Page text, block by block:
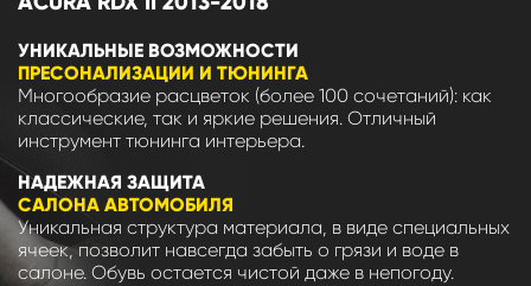
УНИКАЛЬНЫЕ ВОЗМОЖНОСТИ
ПРЕСОНАЛИЗАЦИИ И ТЮНИНГА
Многообразие расцветок (более 100 сочетаний): как
классические, так и яркие решения. Отличный
инструмент тюнинга интерьера.
НАДЕЖНАЯ ЗАЩИТА
САЛОНА АВТОМОБИЛЯ
Уникальная структура материала, в виде специальных
ячеек, позволит навсегда забыть о грязи и воде в
салоне. Обувь остается чистой даже в непогоду.